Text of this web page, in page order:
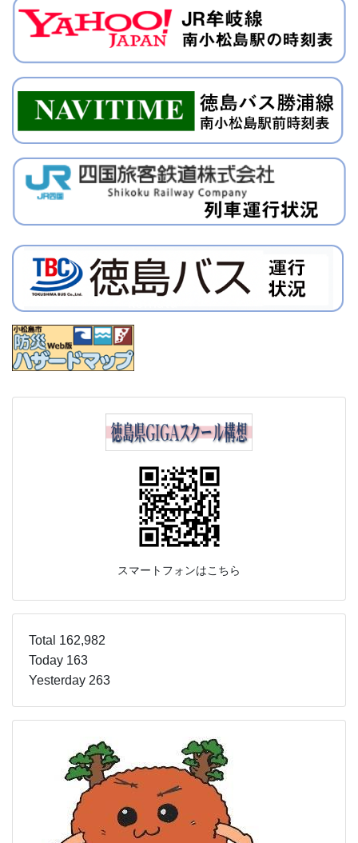
スマートフォンはこちら
Total 162,982
Today 163
Yesterday 263